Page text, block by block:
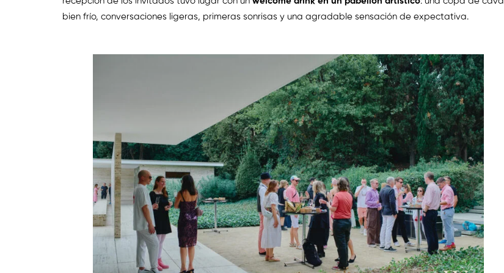
bien frío, conversaciones ligeras, primeras sonrisas y una agradable sensación de expectativa.